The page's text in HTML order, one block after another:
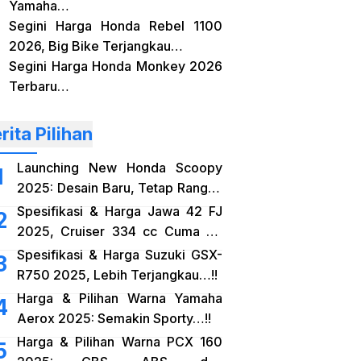
Yamaha…
Segini Harga Honda Rebel 1100
2026, Big Bike Terjangkau…
Segini Harga Honda Monkey 2026
Terbaru…
Pilihan
Launching New Honda Scoopy
2025: Desain Baru, Tetap Rangka
eSAF…!!
Spesifikasi & Harga Jawa 42 FJ
2025, Cruiser 334 cc Cuma 38
Jutaan…!!
Spesifikasi & Harga Suzuki GSX-
R750 2025, Lebih Terjangkau…!!
Harga & Pilihan Warna Yamaha
Aerox 2025: Semakin Sporty…!!
Harga & Pilihan Warna PCX 160